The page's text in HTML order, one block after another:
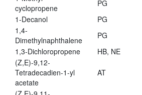
cyclopropene
PG
1-Decanol
PG
1,4-
Dimethylnaphthalene
PG
1,3-Dichloropropene
HB, NE
(Z,E)-9,12-
Tetradecadien-1-yl
acetate
AT